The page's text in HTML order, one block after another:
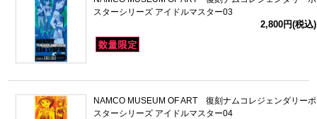
スターシリーズ アイドルマスター03
2,800円(税込)
NAMCO MUSEUM OF ART 復刻ナムコレジェンダリーポ
スターシリーズ アイドルマスター04